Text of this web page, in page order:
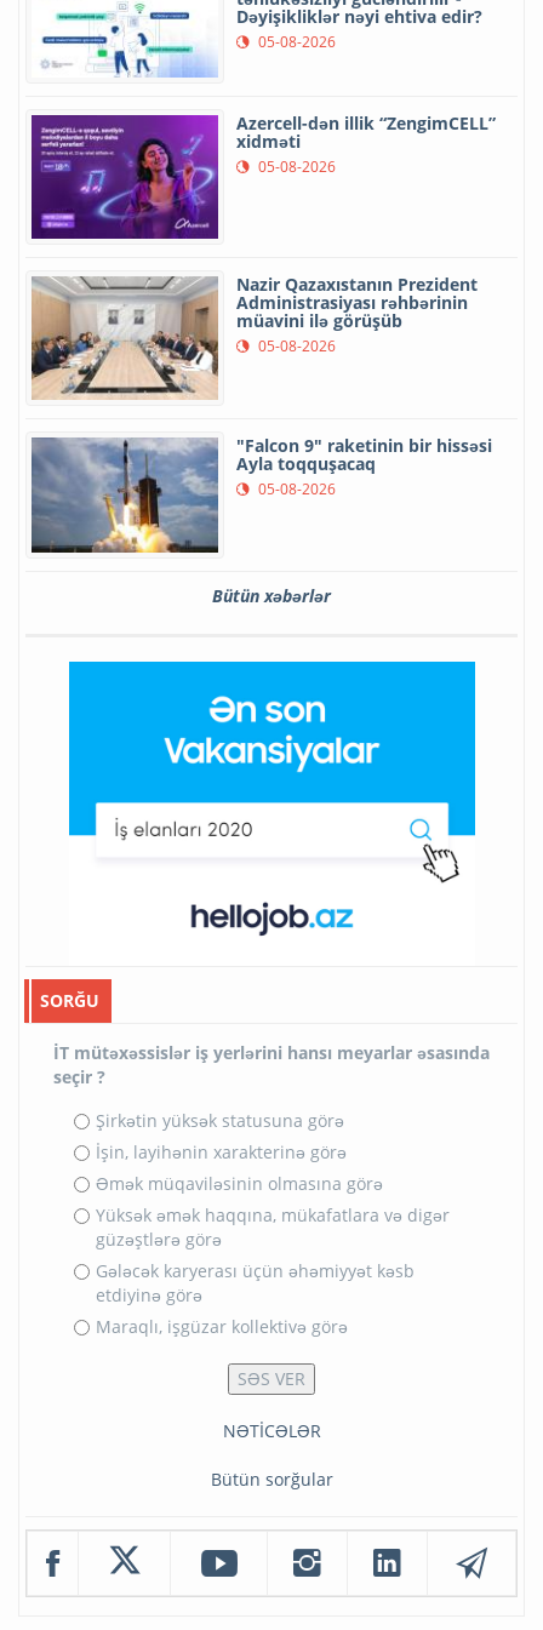
Dəyişikliklər nəyi ehtiva edir?
05-08-2026
Azercell-dən illik “ZengimCELL”
xidməti
05-08-2026
Nazir Qazaxıstanın Prezident
Administrasiyası rəhbərinin
müavini ilə görüşüb
05-08-2026
"Falcon 9" raketinin bir hissəsi
Ayla toqquşacaq
05-08-2026
Bütün xəbərlər
SORĞU
İT mütəxəssislər iş yerlərini hansı meyarlar əsasında
seçir ?
Şirkətin yüksək statusuna görə
İşin, layihənin xarakterinə görə
Əmək müqaviləsinin olmasına görə
Yüksək əmək haqqına, mükafatlara və digər
güzəştlərə görə
Gələcək karyerası üçün əhəmiyyət kəsb
etdiyinə görə
Maraqlı, işgüzar kollektivə görə
NƏTİCƏLƏR
Bütün sorğular